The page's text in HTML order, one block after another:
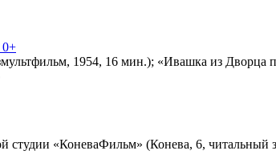
0+
1954, 16 мин.); «Ивашка из Дворца
студии «КоневаФильм» (Конева, 6, читальный